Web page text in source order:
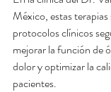
México, estas terapias
protocolos clínicos
mejorar la función de
dolor y optimizar la
pacientes.